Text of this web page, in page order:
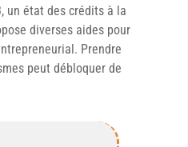
un état des crédits à la
diverses aides pour
Prendre
peut débloquer de